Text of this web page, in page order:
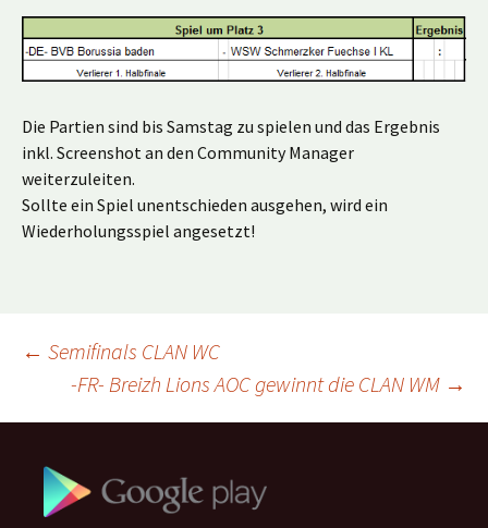
Die Partien sind bis Samstag zu spielen und das Ergebnis
inkl. Screenshot an den Community Manager
weiterzuleiten.
Sollte ein Spiel unentschieden ausgehen, wird ein
Wiederholungsspiel angesetzt!
Beitragsnavigation
← Semifinals CLAN WC
-FR- Breizh Lions AOC gewinnt die CLAN WM →